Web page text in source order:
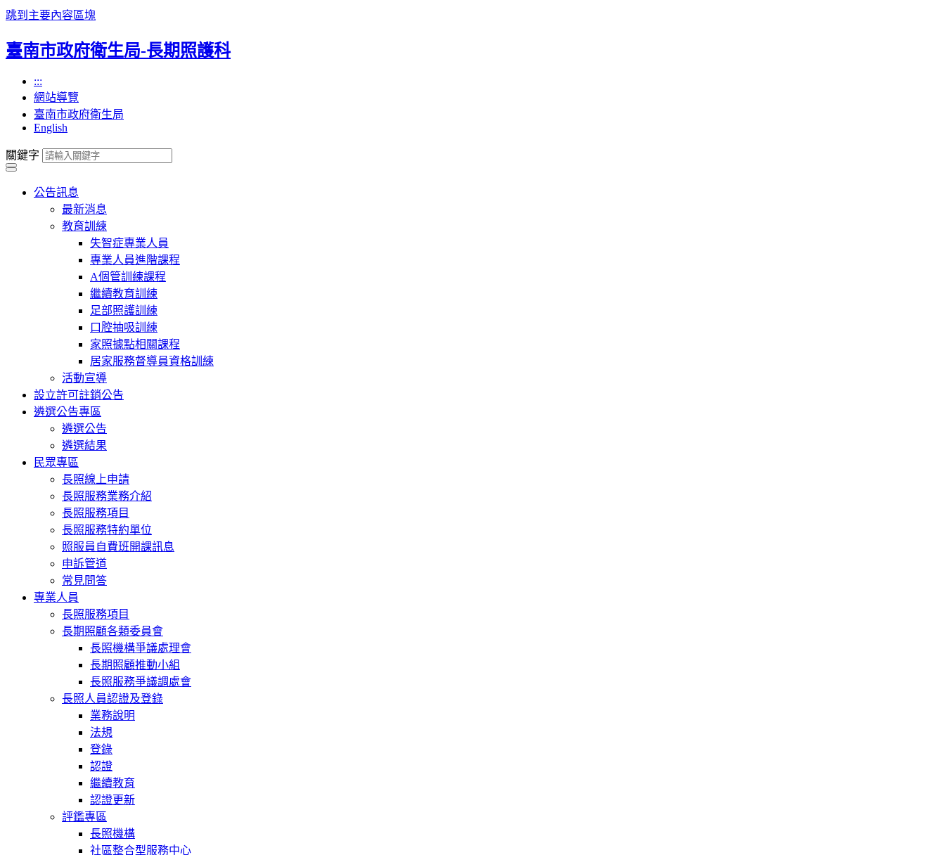
跳到主要內容區塊
臺南市政府衛生局-長期照護科
:::
網站導覽
臺南市政府衛生局
English
關鍵字
公告訊息
最新消息
教育訓練
失智症專業人員
專業人員進階課程
A個管訓練課程
繼續教育訓練
足部照護訓練
口腔抽吸訓練
家照據點相關課程
居家服務督導員資格訓練
活動宣導
設立許可註銷公告
遴選公告專區
遴選公告
遴選結果
民眾專區
長照線上申請
長照服務業務介紹
長照服務項目
長照服務特約單位
照服員自費班開課訊息
申訴管道
常見問答
專業人員
長照服務項目
長期照顧各類委員會
長照機構爭議處理會
長期照顧推動小組
長照服務爭議調處會
長照人員認證及登錄
業務說明
法規
登錄
認證
繼續教育
認證更新
評鑑專區
長照機構
社區整合型服務中心